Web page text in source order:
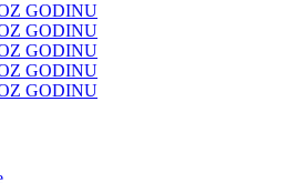
GODINU
GODINU
GODINU
GODINU
GODINU